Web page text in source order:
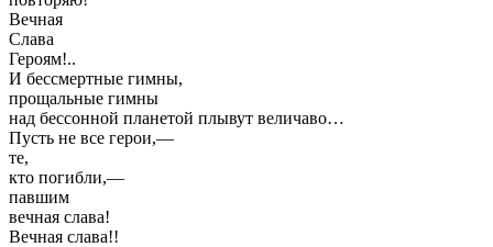
Вечная
Слава
Героям!..
И бессмертные гимны,
прощальные гимны
над бессонной планетой плывут величаво…
Пусть не все герои,—
те,
кто погибли,—
павшим
вечная слава!
Вечная слава!!